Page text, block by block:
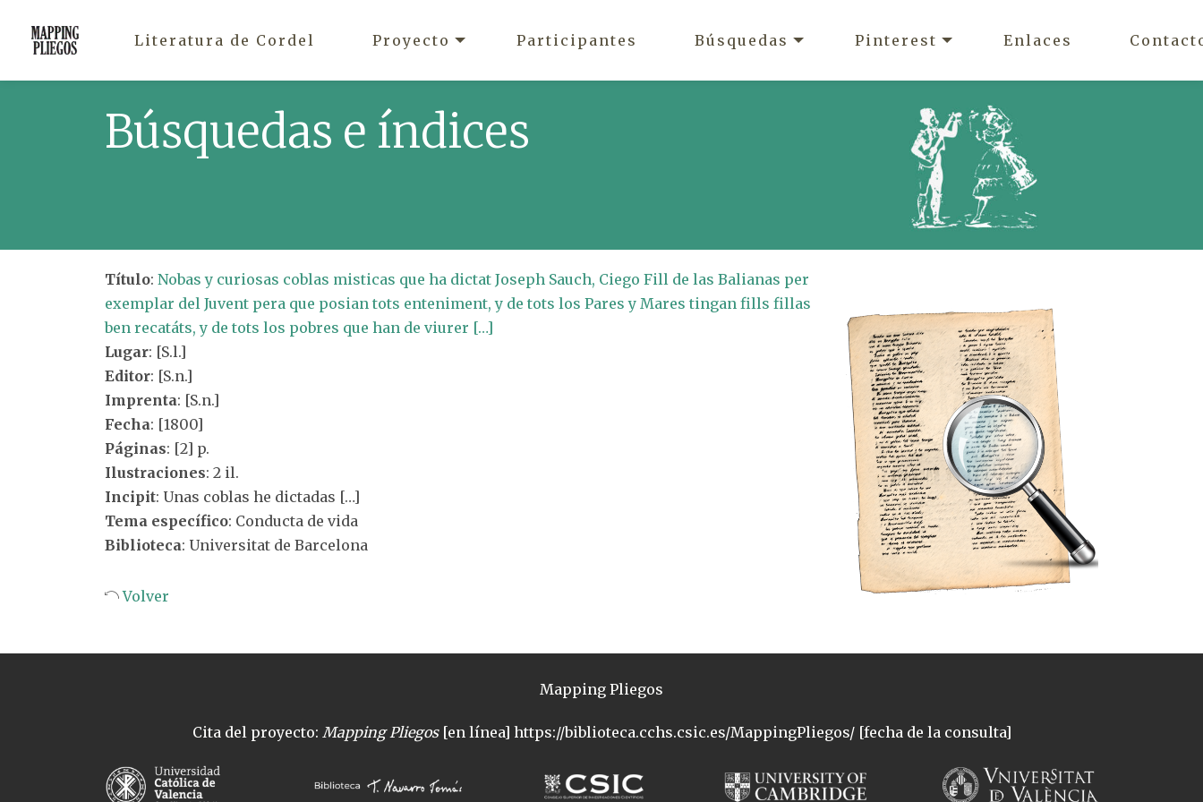
Literatura de Cordel Proyecto Participantes Búsquedas Pinterest Enlaces
Búsquedas e índices
Título: Nobas y curiosas coblas misticas que ha dictat Joseph Sauch, Ciego Fill de las Balianas per
exemplar del Juvent pera que posian tots enteniment, y de tots los Pares y Mares tingan fills fillas
ben recatáts, y de tots los pobres que han de viurer […]
Lugar: [S.l.]
Editor: [S.n.]
Imprenta: [S.n.]
Fecha: [1800]
Páginas: [2] p.
Ilustraciones: 2 il.
Incipit: Unas coblas he dictadas […]
Tema específico: Conducta de vida
Biblioteca: Universitat de Barcelona
Volver
Mapping Pliegos
Cita del proyecto: Mapping Pliegos[en línea] https://biblioteca.cchs.csic.es/MappingPliegos/ [fecha de la consulta]